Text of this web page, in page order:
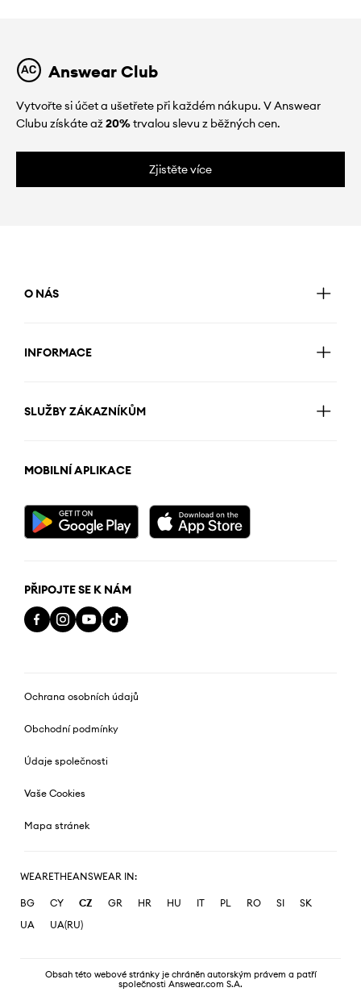
Answear Club
Vytvořte si účet a ušetřete při každém nákupu. V Answear
Clubu získáte až20%trvalou slevu z běžných cen.
Zjistěte více
O NÁS
INFORMACE
SLUŽBY ZÁKAZNÍKŮM
MOBILNÍ APLIKACE
PŘIPOJTE SE K NÁM
Ochrana osobních údajů
Obchodní podmínky
Údaje společnosti
Vaše Cookies
Mapa stránek
WEARETHEANSWEAR IN:
BG CY CZ GR HR HU IT PL RO SI
SK
UA
UA(RU)
Obsah této webové stránky je chráněn autorským právem a patří
společnosti Answear.com S.A.